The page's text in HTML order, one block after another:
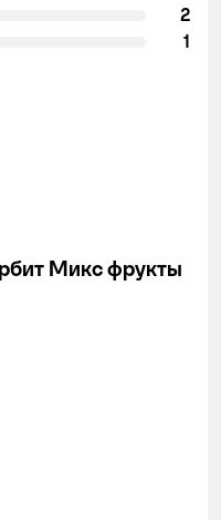
2
1
Микс фрукты